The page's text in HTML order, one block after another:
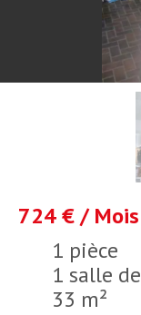
1 pièce
1 salle
33 m²
724 € / Mois